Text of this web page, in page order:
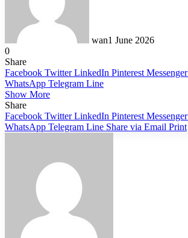
wan1 June 2026
0
Share
Facebook Twitter LinkedIn Pinterest Messenger
WhatsApp Telegram Line
Show More
Share
Facebook Twitter LinkedIn Pinterest Messenger
WhatsApp Telegram Line Share via Email Print